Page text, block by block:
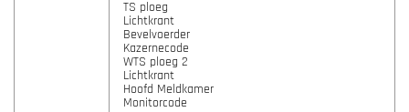
TS ploeg
Lichtkrant
Bevelvoerder
Kazernecode
WTS ploeg 2
Lichtkrant
Hoofd Meldkamer
Monitorcode